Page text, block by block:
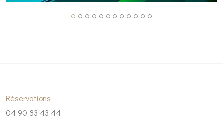
Réservations
04 90 83 43 44